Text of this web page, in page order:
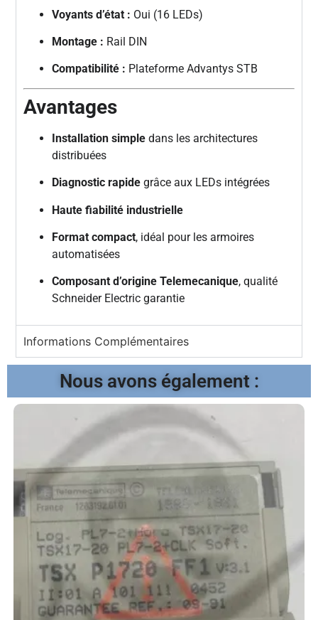
Voyants d’état : Oui (16 LEDs)
Montage : Rail DIN
Compatibilité : Plateforme Advantys STB
Avantages
Installation simple dans les architectures
distribuées
Diagnostic rapide grâce aux LEDs intégrées
Haute fiabilité industrielle
Format compact, idéal pour les armoires
automatisées
Composant d’origine Telemecanique, qualité
Schneider Electric garantie
Informations Complémentaires
Nous avons également :